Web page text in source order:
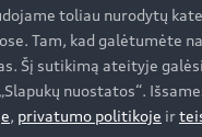
toliau nurodytų
Tam, kad galėtumėte
Šį sutikimą ateityje
nuostatos“.
, privatumo politikoje ir